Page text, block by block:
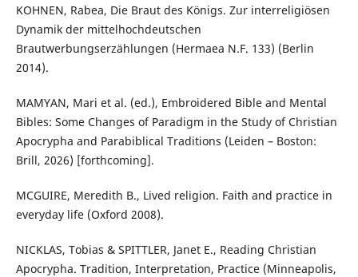
KOHNEN, Rabea, Die Braut des Königs. Zur interreligiösen
Dynamik der mittelhochdeutschen
Brautwerbungserzählungen (Hermaea N.F. 133) (Berlin
2014).
MAMYAN, Mari et al. (ed.), Embroidered Bible and Mental
Bibles: Some Changes of Paradigm in the Study of Christian
Apocrypha and Parabiblical Traditions (Leiden – Boston:
Brill, 2026) [forthcoming].
MCGUIRE, Meredith B., Lived religion. Faith and practice in
everyday life (Oxford 2008).
NICKLAS, Tobias & SPITTLER, Janet E., Reading Christian
Apocrypha. Tradition, Interpretation, Practice (Minneapolis,